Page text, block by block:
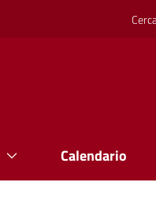
Calendario